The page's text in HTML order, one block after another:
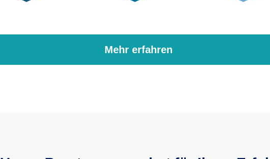
Mehr erfahren